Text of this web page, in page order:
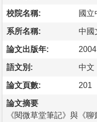
校院名稱: 國立
系所名稱: 中國
論文出版年: 2004
語文別: 中文
論文頁數: 201
論文摘要
《閱微草堂筆記》與《